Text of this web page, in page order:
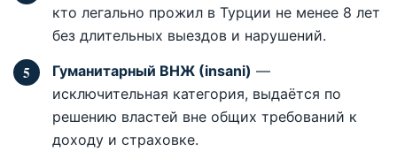
кто легально прожил в Турции не менее 8 лет
без длительных выездов и нарушений.
Гуманитарный ВНЖ (insani) —
исключительная категория, выдаётся по
решению властей вне общих требований к
доходу и страховке.